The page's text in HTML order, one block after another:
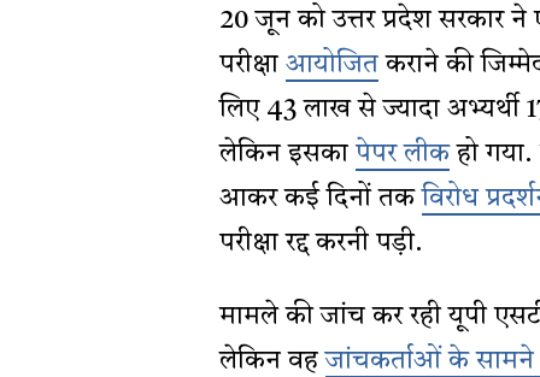
20 जून को उत्तर प्रदेश सरकार
परीक्षा आयोजितकराने की
लिए 43 लाख से ज्यादा अभ्यर्थी
लेकिन इसका पेपर लीकहो गया.
आकर कई दिनों तकविरोध
परीक्षा रद्द करनी पड़ी.
मामले की जांच कर रही यूपी
लेकिन वहजांचकर्ताओं के सामने